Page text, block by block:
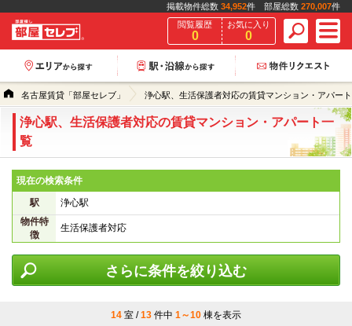
掲載物件総数 34,952件 部屋総数 270,007件
閲覧履歴
0
お気に入り
0
名古屋賃貸「部屋セレブ」 浄心駅、生活保護者対応の賃貸マンション・アパー
浄心駅、生活保護者対応の賃貸マンション・アパート一
覧
現在の検索条件
駅
浄心駅
物件特
徴
生活保護者対応
さらに条件を絞り込む
14 室 /13 件中 1～10 棟を表示